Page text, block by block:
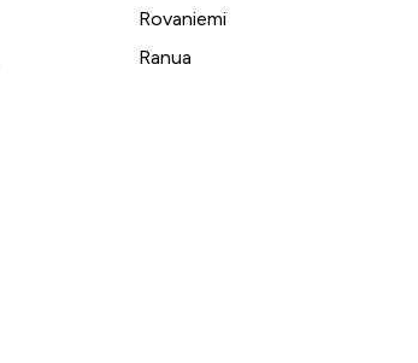
Rovaniemi
Ranua